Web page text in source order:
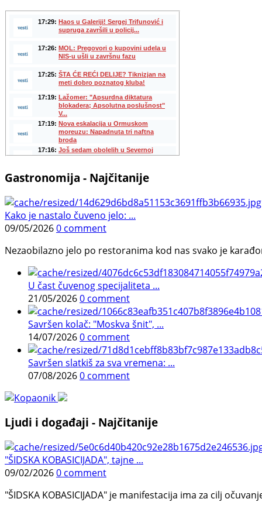
Gastronomija - Najčitanije
Kako je nastalo čuveno jelo: ...
09/05/20260 comment
Nezaobilazno jelo po restoranima kod nas svako je
U čast čuvenog specijaliteta ...
21/05/20260 comment
Savršen kolač: "Moskva šnit", ...
14/07/20260 comment
Savršen slatkiš za sva vremena: ...
07/08/20260 comment
Ljudi i događaji - Najčitanije
"ŠIDSKA KOBASICIJADA", tajne ...
09/02/20260 comment
"ŠIDSKA KOBASICIJADA" je manifestacija ima za cilj